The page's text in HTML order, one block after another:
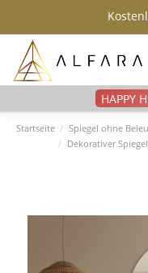
Startseite Spiegel ohne
Dekorativer